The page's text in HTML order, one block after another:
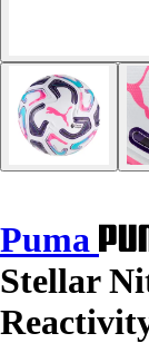
Puma
Stellar